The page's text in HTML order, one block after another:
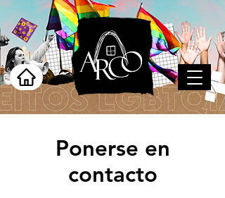
Ponerse en
contacto